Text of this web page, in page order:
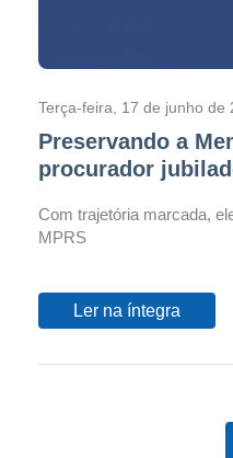
Terça-feira, 17 de junho de
Preservando a
procurador
Com trajetória marcada,
MPRS
Ler na íntegra